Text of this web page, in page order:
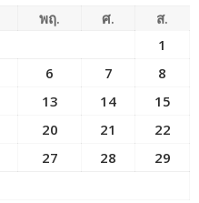
พฤ. ศ.
ส.
1
6 7
8
13 14
15
20 21
22
27 28
29